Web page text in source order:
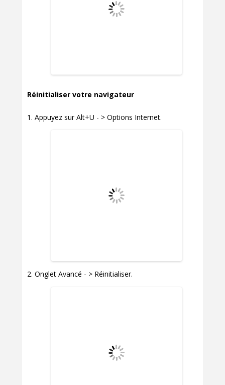
Réinitialiser votre navigateur
Appuyez sur Alt+U - > Options Internet.
Onglet Avancé - > Réinitialiser.